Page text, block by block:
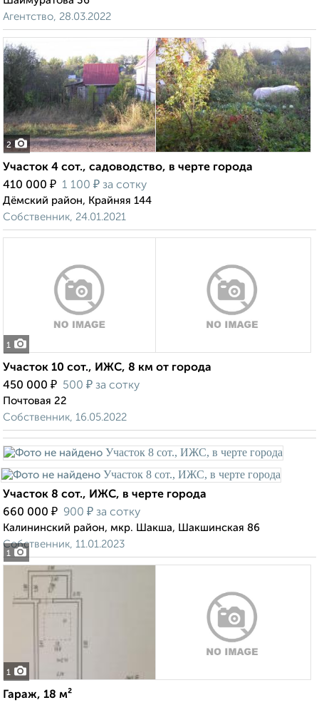
Агентство, 28.03.2022
2
Участок 4 сот., садоводство, в черте города
410 000 ₽ 1 100 ₽ за сотку
Дёмский район, Крайняя 144
Собственник, 24.01.2021
1
Участок 10 сот., ИЖС, 8 км от города
450 000 ₽ 500 ₽ за сотку
Почтовая 22
Собственник, 16.05.2022
1
Участок 8 сот., ИЖС, в черте города
660 000 ₽ 900 ₽ за сотку
Калининский район, мкр. Шакша, Шакшинская 86
Собственник, 11.01.2023
1
Гараж, 18 м²